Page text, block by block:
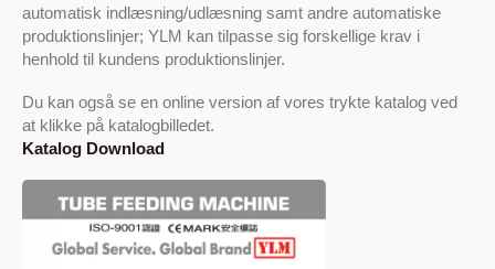
automatisk indlæsning/udlæsning samt andre automatiske
produktionslinjer; YLM kan tilpasse sig forskellige krav i
henhold til kundens produktionslinjer.
Du kan også se en online version af vores trykte katalog ved
at klikke på katalogbilledet.
Katalog Download